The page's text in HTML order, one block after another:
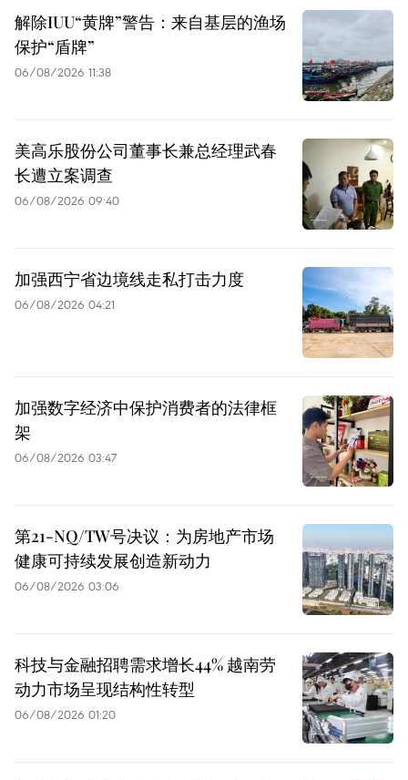
解除IUU“黄牌”警告：来自基层的渔场
保护“盾牌”
06/08/2026 11:38
美高乐股份公司董事长兼总经理武春
长遭立案调查
06/08/2026 09:40
加强西宁省边境线走私打击力度
06/08/2026 04:21
加强数字经济中保护消费者的法律框
架
06/08/2026 03:47
第21-NQ/TW号决议：为房地产市场
健康可持续发展创造新动力
06/08/2026 03:06
科技与金融招聘需求增长44% 越南劳
动力市场呈现结构性转型
06/08/2026 01:20